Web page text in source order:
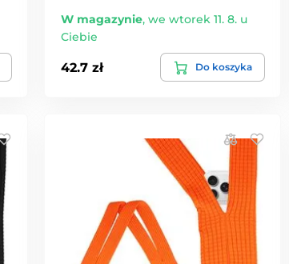
W magazynie, we wtorek 11. 8. u
Ciebie
42.7 zł Do koszyka